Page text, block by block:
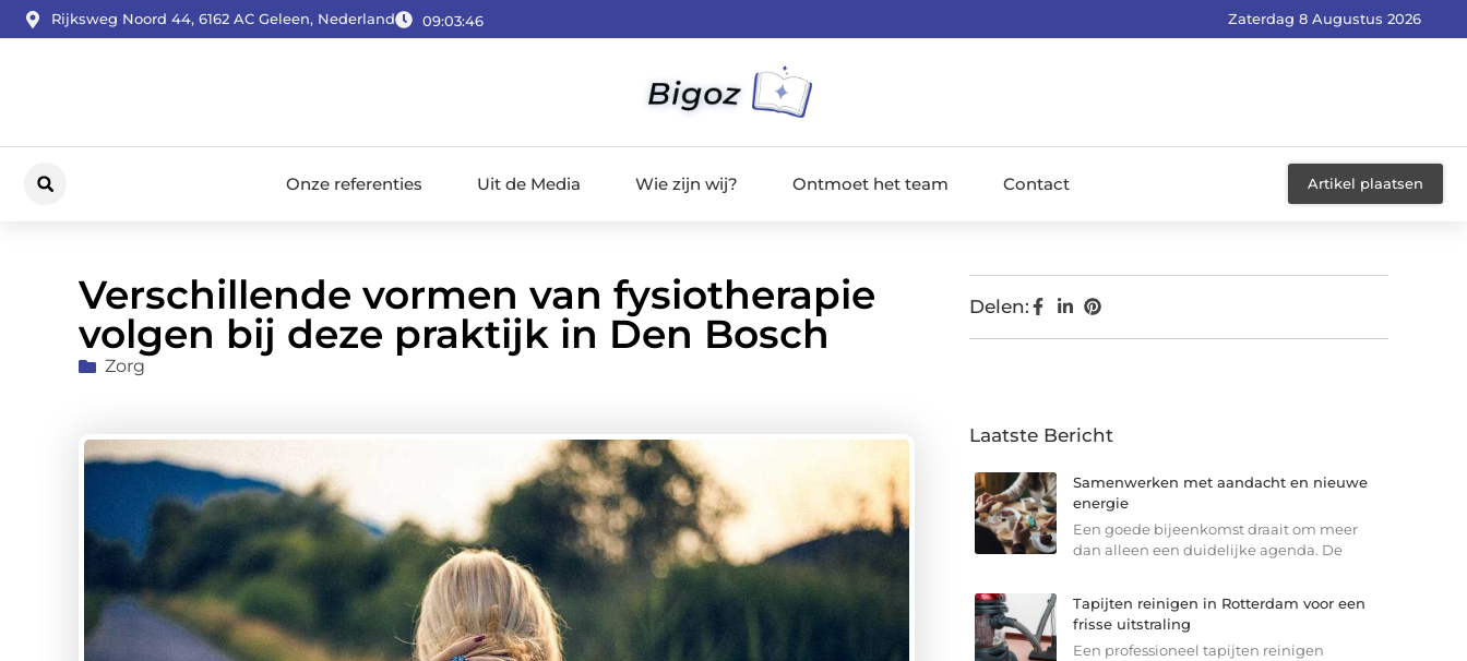
Rijksweg Noord 44, 6162 AC Geleen, Nederland 09:03:47 Zaterdag 8 Augustus 2026
Onze referenties Uit de Media Wie zijn wij? Ontmoet het team Contact Artikel plaatsen
Verschillende vormen van fysiotherapie
volgen bij deze praktijk in Den Bosch
Zorg
Delen:
Laatste Bericht
Samenwerken met aandacht en nieuwe
energie
Een goede bijeenkomst draait om meer
dan alleen een duidelijke agenda. De
Tapijten reinigen in Rotterdam voor een
frisse uitstraling
Een professioneel tapijten reinigen